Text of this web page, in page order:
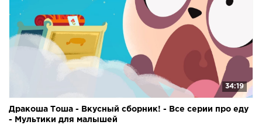
34:19
Дракоша Тоша - Вкусный сборник! - Все серии про еду
- Мультики для малышей